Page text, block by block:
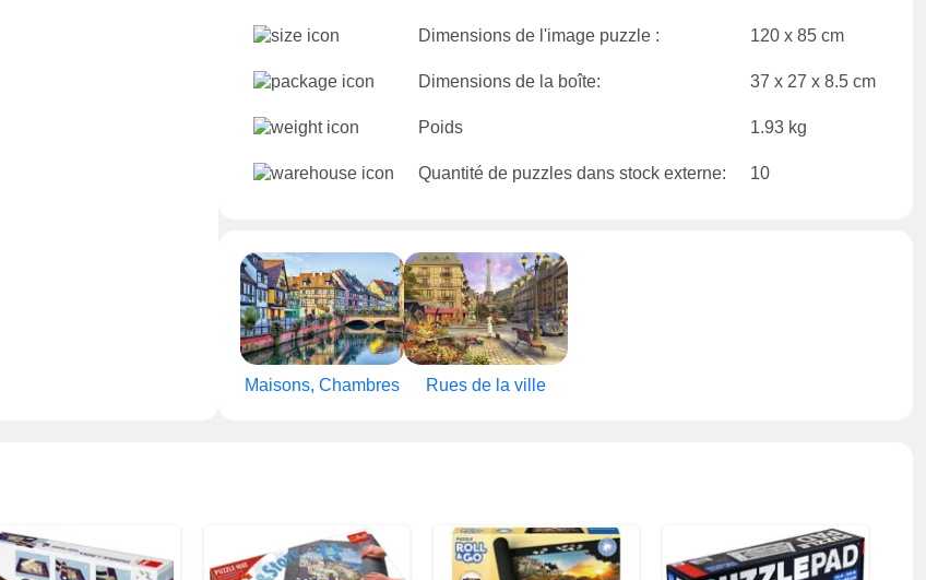
Dimensions de l'image puzzle : 120 x 85 cm
Dimensions de la boîte: 37 x 27 x 8.5 cm
Poids 1.93 kg
Quantité de puzzles dans stock externe: 10
Maisons, Chambres Rues de la ville